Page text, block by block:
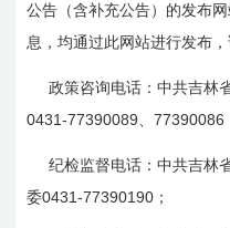
公告（含补充公告）的发布
息，均通过此网站进行发布，
政策咨询电话：中共吉林
0431-77390089 、77390086
纪检监督电话：中共吉林
委0431-77390190 ；